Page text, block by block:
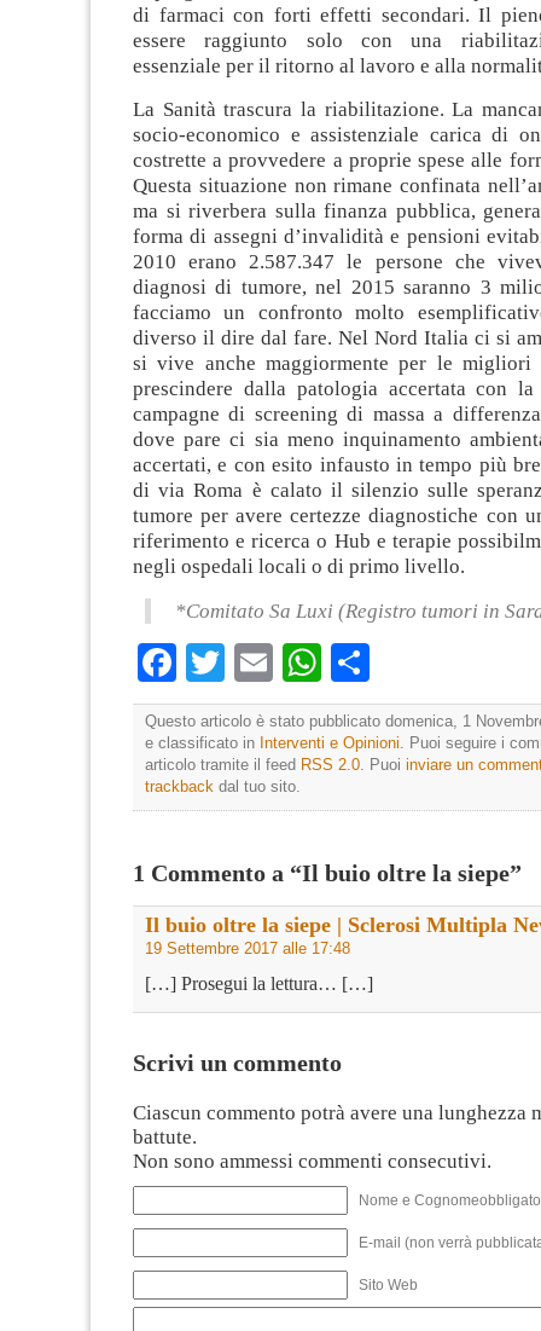
di farmaci con forti effetti secondari. Il
essere raggiunto solo con una
essenziale per il ritorno al lavoro e alla
La Sanità trascura la riabilitazione. La
socio-economico e assistenziale carica di
costrette a provvedere a proprie spese alle
Questa situazione non rimane confinata
ma si riverbera sulla finanza pubblica,
forma di assegni d’invalidità e pensioni
2010 erano 2.587.347 le persone che
diagnosi di tumore, nel 2015 saranno 3
facciamo un confronto molto
diverso il dire dal fare. Nel Nord Italia ci si
si vive anche maggiormente per le migliori
prescindere dalla patologia accertata con la
campagne di screening di massa a
dove pare ci sia meno inquinamento
accertati, e con esito infausto in tempo più
di via Roma è calato il silenzio sulle
tumore per avere certezze diagnostiche con
riferimento e ricerca o Hub e terapie
negli ospedali locali o di primo livello.
*Comitato Sa Luxi (Registro tumori in
Facebook
Twitter
EmailWhatsApp
Questo articolo è stato pubblicato domenica, 1
e classificato in Interventi e Opinioni . Puoi seguire i
articolo tramite il feed RSS 2.0 . Puoi inviare un
trackback dal tuo sito.
1 Commento a “Il buio oltre la siepe”
Il buio oltre la siepe | Sclerosi Multipla
19 Settembre 2017 alle 17:48
[…] Prosegui la lettura… […]
Scrivi un commento
Ciascun commento potrà avere una lunghezza
battute.
Non sono ammessi commenti consecutivi.
Nome e
E-mail (non verrà
Sito Web